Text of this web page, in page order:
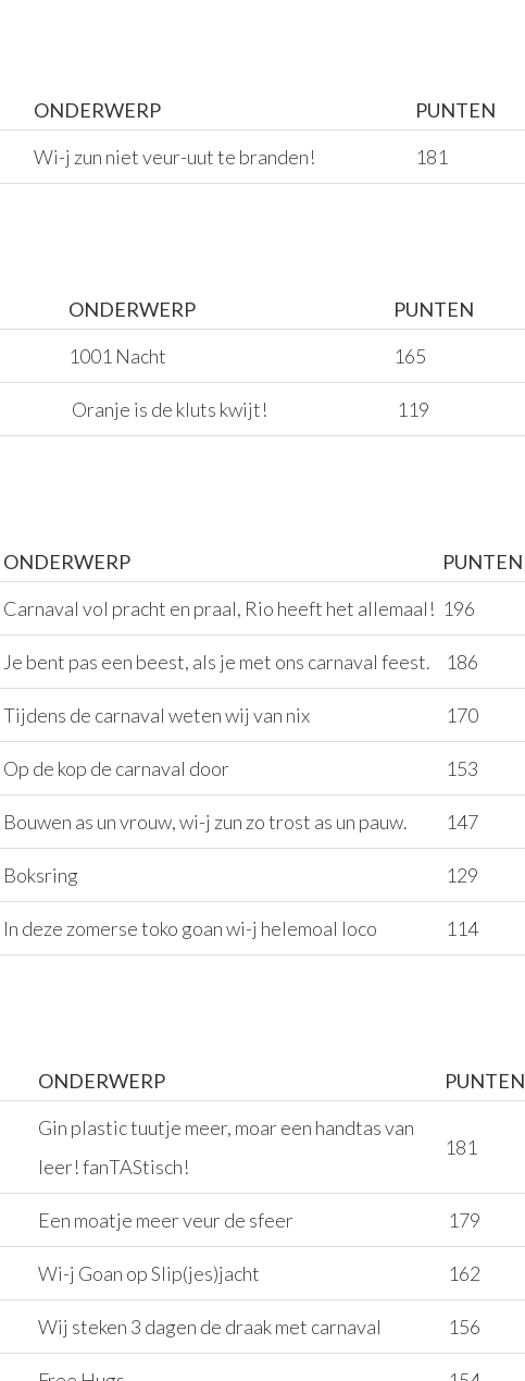
ONDERWERP
PUNTEN
Wi-j zun niet veur-uut te branden! 181
ONDERWERP
PUNTEN
1001 Nacht 165
Oranje is de kluts kwijt! 119
ONDERWERP
PUNTEN
Carnaval vol pracht en praal, Rio heeft het allemaal! 196
Je bent pas een beest, als je met ons carnaval feest. 186
Tijdens de carnaval weten wij van nix 170
Op de kop de carnaval door 153
Bouwen as un vrouw, wi-j zun zo trost as un pauw. 147
Boksring 129
In deze zomerse toko goan wi-j helemoal loco 114
ONDERWERP PUNTEN
Gin plastic tuutje meer, moar een handtas van
leer! fanTAStisch!
181
Een moatje meer veur de sfeer 179
Wi-j Goan op Slip(jes)jacht 162
Wij steken 3 dagen de draak met carnaval 156